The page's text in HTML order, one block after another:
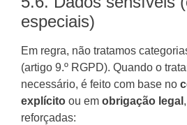
especiais)
Em regra, não tratamos
(artigo 9.º RGPD). Quando o
necessário, é feito com base no
explícito ou em obrigação legal
reforçadas: